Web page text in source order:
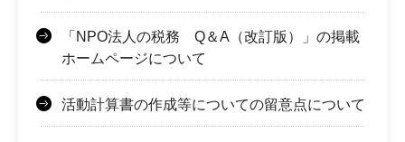
「NPO法人の税務 Q＆A（改訂版）」の掲載
ホームページについて
活動計算書の作成等についての留意点について